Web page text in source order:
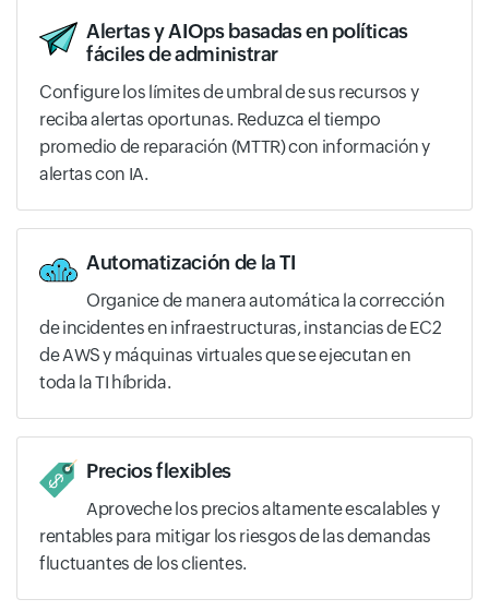
Alertas y AIOps basadas en políticas
fáciles de administrar
Configure los límites de umbral de sus recursos y
reciba alertas oportunas. Reduzca el tiempo
promedio de reparación (MTTR) con información y
alertas con IA.
Automatización de la TI
Organice de manera automática la corrección
de incidentes en infraestructuras, instancias de EC2
de AWS y máquinas virtuales que se ejecutan en
toda la TI híbrida.
Precios flexibles
Aproveche los precios altamente escalables y
rentables para mitigar los riesgos de las demandas
fluctuantes de los clientes.